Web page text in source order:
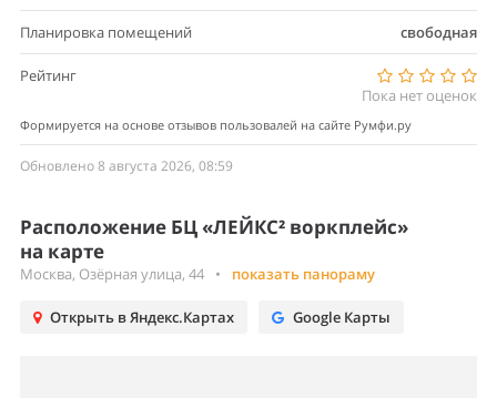
Планировка помещений свободная
Рейтинг
Пока нет оценок
Формируется на основе отзывов пользовалей на сайте Румфи.ру
Обновлено 8 августа 2026, 08:59
Расположение БЦ «ЛЕЙКС² воркплейс»
на карте
Москва, Озёрная улица, 44 • показать панораму
Открыть в Яндекс.Картах Google Карты